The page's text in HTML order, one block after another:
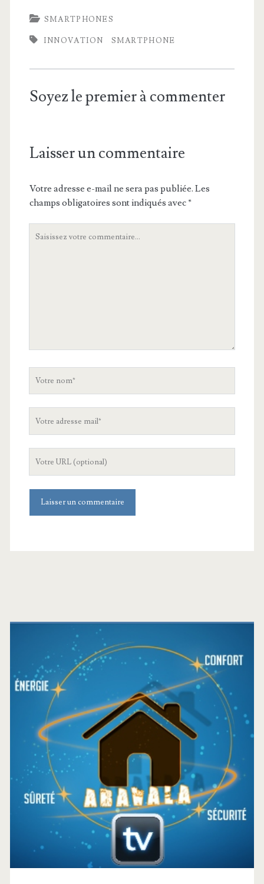
SMARTPHONES
INNOVATION SMARTPHONE
Soyez le premier à commenter
Laisser un commentaire
Votre adresse e-mail ne sera pas publiée. Les
champs obligatoires sont indiqués avec*
site
Barre
latérale
principale